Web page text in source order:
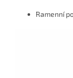
Ramenní